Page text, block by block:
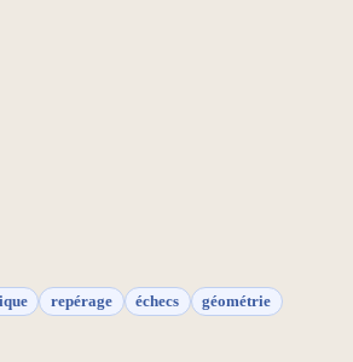
repérage échecs géométrie